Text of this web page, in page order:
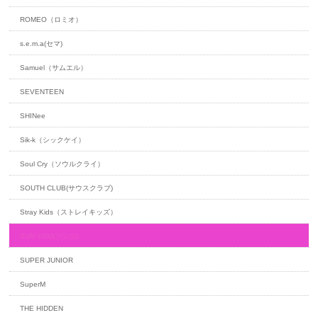
ROMEO（ロミオ）
s.e.m.a(セマ)
Samuel（サムエル）
SEVENTEEN
SHINee
Sik-k（シックケイ）
Soul Cry（ソウルクライ）
SOUTH CLUB(サウスクラブ)
Stray Kids（ストレイキッズ）
SUPER JUNIOR
SuperM
THE HIDDEN